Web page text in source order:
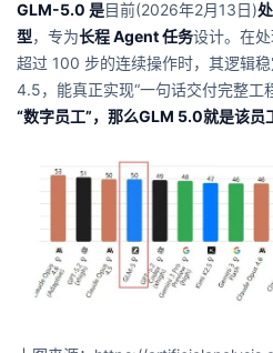
者
学
的
我
支
持
技
的
GLM-5.0 是目前(2026年2月13日)
型，专为长程 Agent 任务设计。在
超过 100 步的连续操作时，其逻辑
4.5，能真正实现“一句话交付完整工程
“数字员工”，那么GLM 5.0就是该员